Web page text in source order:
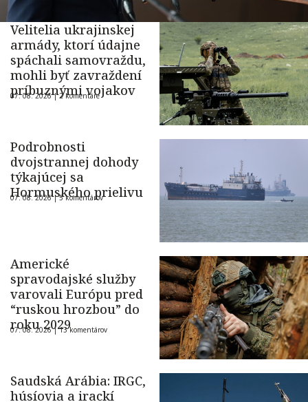
Velitelia ukrajinskej
armády, ktorí údajne
spáchali samovraždu,
mohli byť zavraždení
príbuznými vojakov
07. 08. 2026 |2 komentáre
Podrobnosti
dvojstrannej dohody
týkajúcej sa
Hormuského prielivu
07. 08. 2026 |5 komentárov
Americké
spravodajské služby
varovali Európu pred
“ruskou hrozbou” do
roku 2029
07. 08. 2026 |13 komentárov
Saudská Arábia: IRGC,
húsíovia a irackí